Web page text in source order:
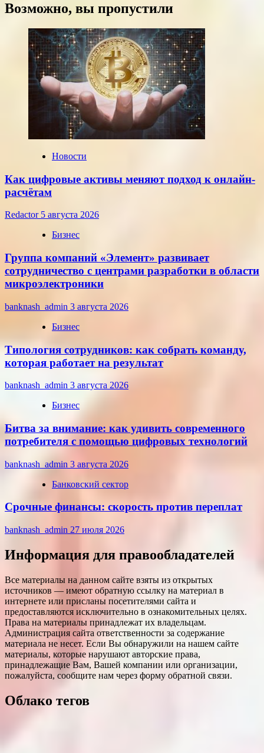
Курсы
и
евро,
установленные
ЦБ
РФ
на
среду,
22
июля
2026
года
Возможно, вы пропустили
Новости
Как цифровые активы меняют подход к онлайн-
расчётам
Redactor 5 августа 2026
Бизнес
Группа компаний «Элемент» развивает
сотрудничество с центрами разработки в области
микроэлектроники
banknash_admin 3 августа 2026
Бизнес
Типология сотрудников: как собрать команду,
которая работает на результат
banknash_admin 3 августа 2026
Бизнес
Битва за внимание: как удивить современного
потребителя с помощью цифровых технологий
banknash_admin 3 августа 2026
Банковский сектор
Срочные финансы: скорость против переплат
banknash_admin 27 июля 2026
Информация для правообладателей
Все материалы на данном сайте взяты из открытых
источников — имеют обратную ссылку на материал в
интернете или присланы посетителями сайта и
предоставляются исключительно в ознакомительных целях.
Права на материалы принадлежат их владельцам.
Администрация сайта ответственности за содержание
материала не несет. Если Вы обнаружили на нашем сайте
материалы, которые нарушают авторские права,
принадлежащие Вам, Вашей компании или организации,
пожалуйста, сообщите нам через форму обратной связи.
Облако тегов